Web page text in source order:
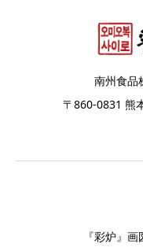
南州食品
〒860-0831 熊
『彩炉』